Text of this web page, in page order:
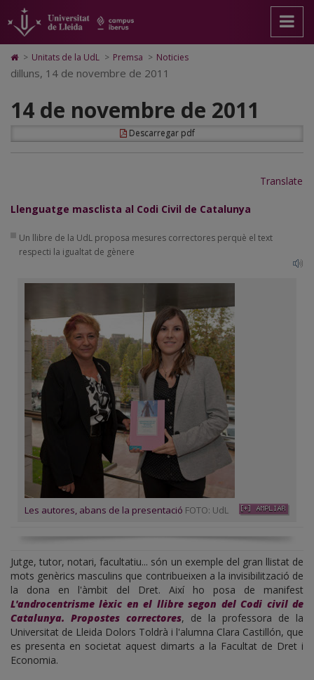
14
de
novembre
de
2011
pàgina
principal.
Universitat
Lleida
contingut
principal
Mapa
Web.
Universitat
Cerca
Accessibilitat.
Universitat
Lleida
Icono
de
Home
ir
a
página
de
> Unitats de la UdL > Premsa > Noticies
dilluns, 14 de novembre de 2011
14 de novembre de 2011
Descarregar pdf
Translate
Llenguatge masclista al Codi Civil de Catalunya
Un llibre de la UdL proposa mesures correctores perquè el text
respecti la igualtat de gènere
Les autores, abans de la presentació FOTO: UdL
Jutge, tutor, notari, facultatiu... són un exemple del gran llistat de
mots genèrics masculins que contribueixen a la invisibilització de
la dona en l'àmbit del Dret. Així ho posa de manifest
L'androcentrisme lèxic en el llibre segon del Codi civil de
Catalunya. Propostes correctores, de la professora de la
Universitat de Lleida Dolors Toldrà i l'alumna Clara Castillón, que
es presenta en societat aquest dimarts a la Facultat de Dret i
Economia.